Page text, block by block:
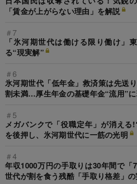
「賃金が上がらない理由」を解説
＃7
「氷河期世代は働ける限り働け」
る“現実解”
＃6
氷河期世代「低年金」救済策は先送
割未満…厚生年金の基礎年金“流用”
＃5
メガバンクで「役職定年」が消え
を後押し、氷河期世代に一筋の光明
＃4
年収1000万円の手取りは30年間で「
世代が割を食う残酷「手取り格差」